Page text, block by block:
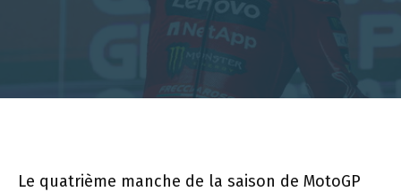
Le quatrième manche de la saison de MotoGP